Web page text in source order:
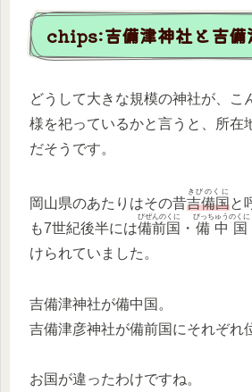
chips:吉備津神社と吉備
どうして大きな規模の神社が、こ
様を祀っているかと言うと、所在
だそうです。
岡山県のあたりはその昔吉備国
きびのくに
と
も7世紀後半には備前国
びぜんのくに
・ 備中国
びっちゅうのくに
けられていました。
吉備津神社が備中国。
吉備津彦神社が備前国にそれぞれ
お国が違ったわけですね。